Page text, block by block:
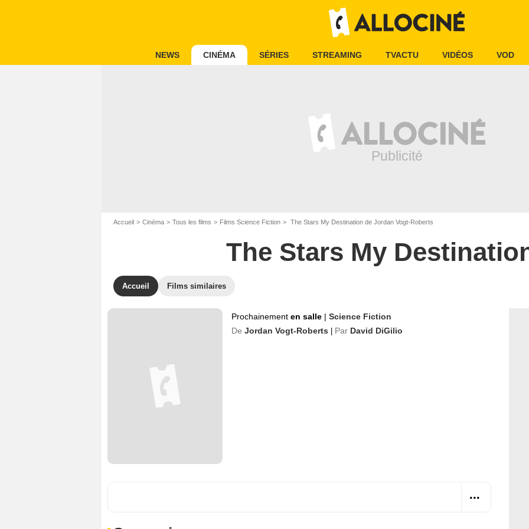
NEWS CINÉMA SÉRIES STREAMING TVACTU VIDÉOS VOD
Accueil Cinéma Tous les films Films Science Fiction The Stars My Destination de Jordan Vogt-Roberts
The Stars My
Accueil Films similaires
Prochainement en salle | Science Fiction
De Jordan Vogt-Roberts Par David DiGilio